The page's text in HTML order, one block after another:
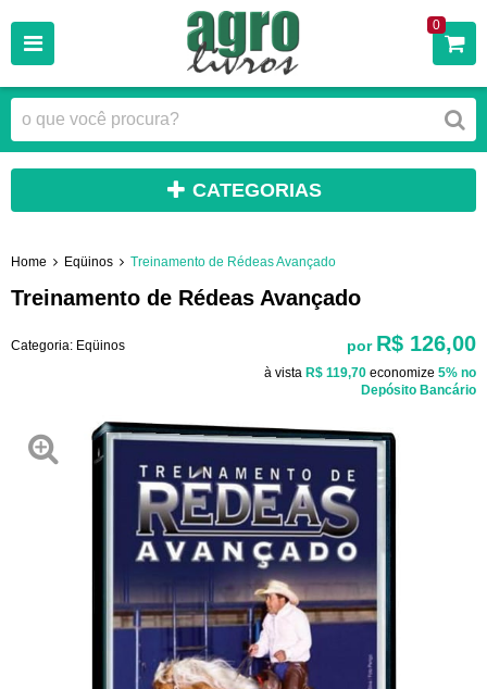
0
CATEGORIAS
Home Eqüinos Treinamento de Rédeas Avançado
Treinamento de Rédeas Avançado
Categoria: Eqüinos por R$ 126,00
à vista R$ 119,70 economize 5% no
Depósito Bancário